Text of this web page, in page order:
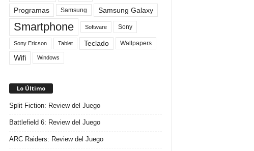
Programas Samsung Samsung Galaxy
Smartphone Software Sony
Sony Ericson Tablet Teclado Wallpapers
Wifi Windows
Lo Último
Split Fiction: Review del Juego
Battlefield 6: Review del Juego
ARC Raiders: Review del Juego